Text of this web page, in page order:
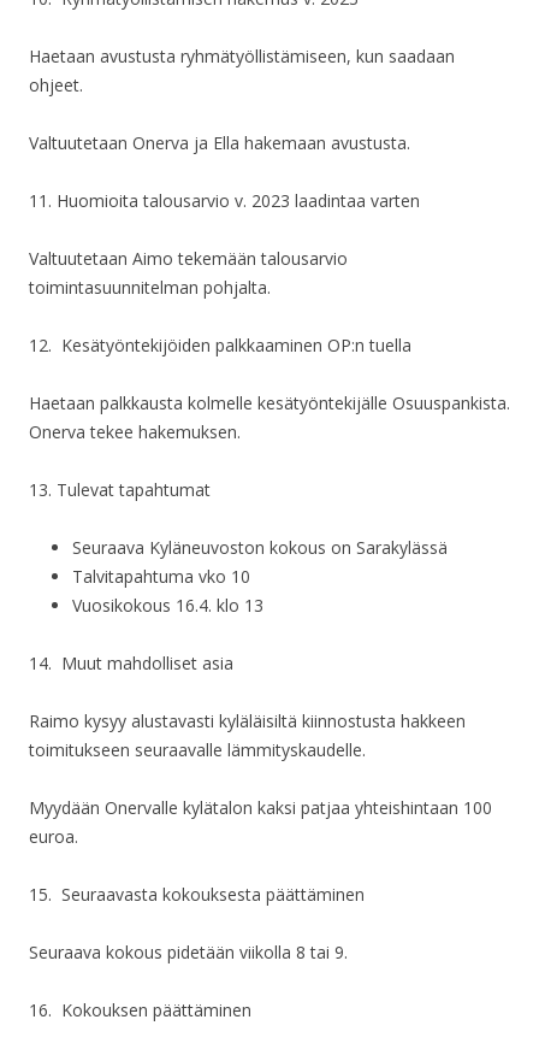
Haetaan avustusta ryhmätyöllistämiseen, kun saadaan
ohjeet.
Valtuutetaan Onerva ja Ella hakemaan avustusta.
11. Huomioita talousarvio v. 2023 laadintaa varten
Valtuutetaan Aimo tekemään talousarvio
toimintasuunnitelman pohjalta.
12. Kesätyöntekijöiden palkkaaminen OP:n tuella
Haetaan palkkausta kolmelle kesätyöntekijälle Osuuspankista.
Onerva tekee hakemuksen.
13. Tulevat tapahtumat
Seuraava Kyläneuvoston kokous on Sarakylässä
Talvitapahtuma vko 10
Vuosikokous 16.4. klo 13
14. Muut mahdolliset asia
Raimo kysyy alustavasti kyläläisiltä kiinnostusta hakkeen
toimitukseen seuraavalle lämmityskaudelle.
Myydään Onervalle kylätalon kaksi patjaa yhteishintaan 100
euroa.
15. Seuraavasta kokouksesta päättäminen
Seuraava kokous pidetään viikolla 8 tai 9.
16. Kokouksen päättäminen